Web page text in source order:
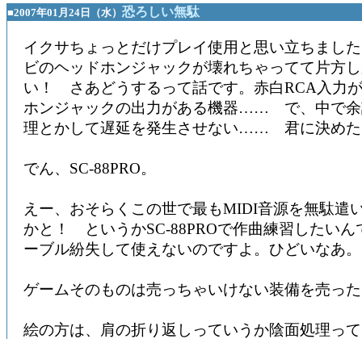
■2007年01月24日（水） 恐ろしい無駄
イクサちょっとだけプレイ使用と思い立ちまし
ビのヘッドホンジャックが壊れちゃってて片方
い！ さあどうするって話です。赤白RCA入力
ホンジャックの出力がある機器…… で、中で余
理とかして遅延を発生させない…… 君に決め
でん、SC-88PRO。
えー、おそらくこの世で最もMIDI音源を無駄遣
かと！ というかSC-88PROで作曲練習したいん
ーブル紛失して使えないのですよ。ひどいなあ。
ゲームそのものは売っちゃいけない装備を売っ
絵の方は、肩の折り返しっていうか陰面処理っ